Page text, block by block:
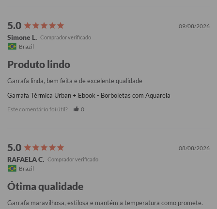
09/08/2026
Simone L.
Brazil
Produto lindo
Garrafa linda, bem feita e de excelente qualidade
Garrafa Térmica Urban + Ebook - Borboletas com Aquarela
Este comentário foi útil? 0
08/08/2026
RAFAELA C.
Brazil
Ótima qualidade
Garrafa maravilhosa, estilosa e mantém a temperatura como promete.